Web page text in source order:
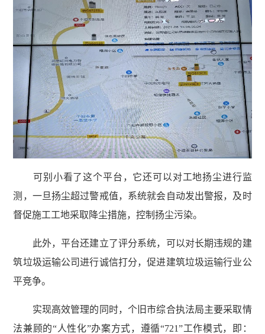
可别小看了这个平台，它还可以对工地扬尘进行监
测，一旦扬尘超过警戒值，系统就会自动发出警报，及时
督促施工工地采取降尘措施，控制扬尘污染。
此外，平台还建立了评分系统，可以对长期违规的建
筑垃圾运输公司进行诚信打分，促进建筑垃圾运输行业公
平竞争。
实现高效管理的同时，个旧市综合执法局主要采取情
法兼顾的“人性化”办案方式，遵循“721”工作模式，即：